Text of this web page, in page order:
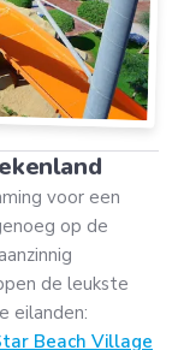
voor een
op de
de leukste
eilanden:
Beach Village